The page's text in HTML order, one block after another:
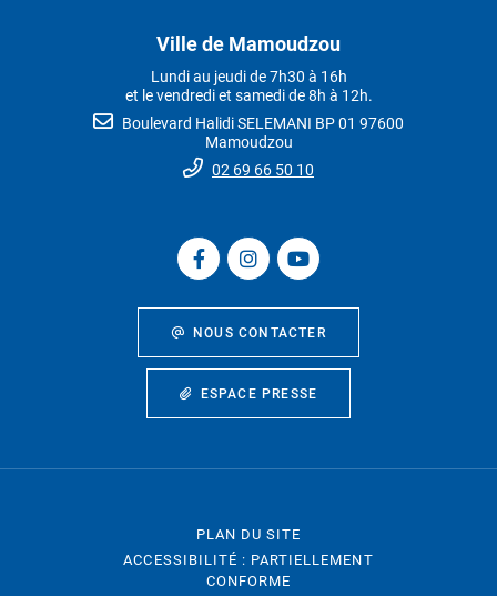
Ville de Mamoudzou
Lundi au jeudi de 7h30 à 16h
et le vendredi et samedi de 8h à 12h.
Boulevard Halidi SELEMANI BP 01 97600
Mamoudzou
02 69 66 50 10
NOUS CONTACTER
ESPACE PRESSE
PLAN DU SITE
ACCESSIBILITÉ : PARTIELLEMENT
CONFORME